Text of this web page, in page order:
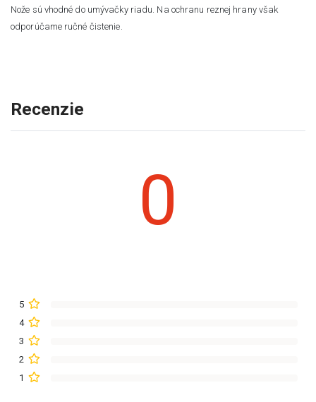
Nože sú vhodné do umývačky riadu. Na ochranu reznej hrany však
odporúčame ručné čistenie.
Recenzie
0
5
4
3
2
1